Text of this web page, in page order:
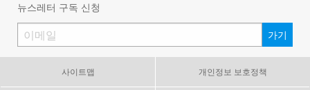
뉴스레터 구독 신청
사이트맵 개인정보 보호정책